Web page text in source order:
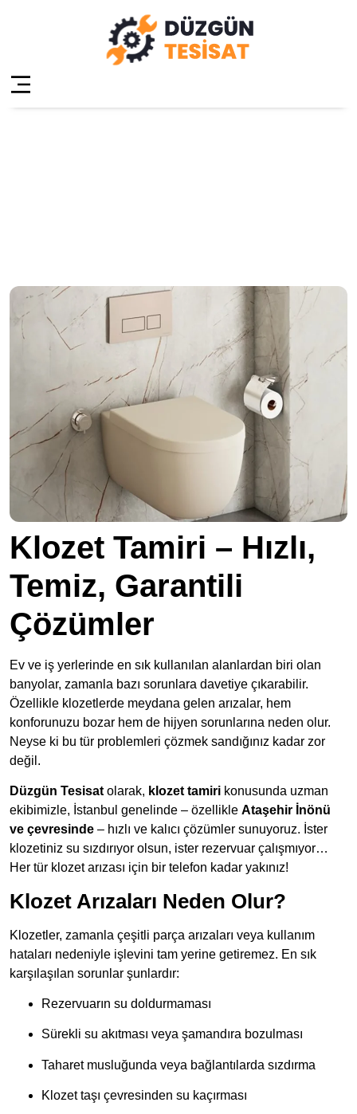
Klozet Tamiri – Hızlı,
Temiz, Garantili
Çözümler
Ev ve iş yerlerinde en sık kullanılan alanlardan biri olan
banyolar, zamanla bazı sorunlara davetiye çıkarabilir.
Özellikle klozetlerde meydana gelen arızalar, hem
konforunuzu bozar hem de hijyen sorunlarına neden olur.
Neyse ki bu tür problemleri çözmek sandığınız kadar zor
değil.
Düzgün Tesisat olarak, klozet tamiri konusunda uzman
ekibimizle, İstanbul genelinde – özellikle Ataşehir İnönü
ve çevresinde – hızlı ve kalıcı çözümler sunuyoruz. İster
klozetiniz su sızdırıyor olsun, ister rezervuar çalışmıyor…
Her tür klozet arızası için bir telefon kadar yakınız!
Klozet Arızaları Neden Olur?
Klozetler, zamanla çeşitli parça arızaları veya kullanım
hataları nedeniyle işlevini tam yerine getiremez. En sık
karşılaşılan sorunlar şunlardır:
Rezervuarın su doldurmaması
Sürekli su akıtması veya şamandıra bozulması
Taharet musluğunda veya bağlantılarda sızdırma
Klozet taşı çevresinden su kaçırması